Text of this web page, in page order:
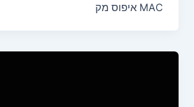
MAC איפוס מק